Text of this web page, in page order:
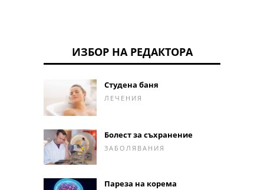
ИЗБОР НА РЕДАКТОРА
Студена баня
ЛЕЧЕНИЯ
Болест за съхранение
ЗАБОЛЯВАНИЯ
Пареза на корема